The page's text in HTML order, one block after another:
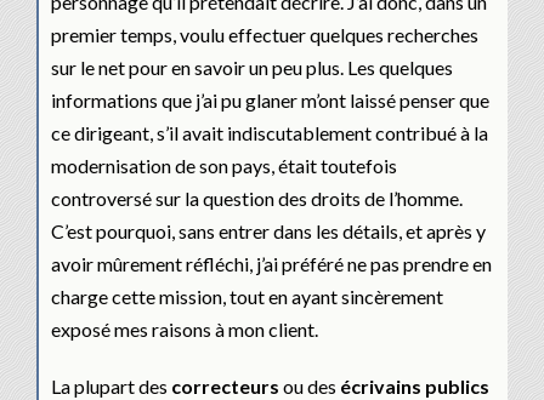
premier temps, voulu effectuer quelques recherches
sur le net pour en savoir un peu plus. Les quelques
informations que j’ai pu glaner m’ont laissé penser que
ce dirigeant, s’il avait indiscutablement contribué à la
modernisation de son pays, était toutefois
controversé sur la question des droits de l’homme.
C’est pourquoi, sans entrer dans les détails, et après y
avoir mûrement réfléchi, j’ai préféré ne pas prendre en
charge cette mission, tout en ayant sincèrement
exposé mes raisons à mon client.
La plupart des correcteurs ou des écrivains publics